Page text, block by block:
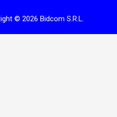
© 2026 Bidcom S.R.L.